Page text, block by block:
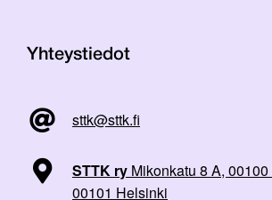
Yhteystiedot
sttk@sttk.fi
STTK ry Mikonkatu 8 A,
00101 Helsinki